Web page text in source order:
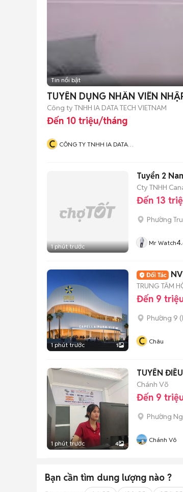
Tin nổi bật
TUYỂN DỤNG NHÂN VIÊN
Công ty TNHH IA DATA TECH VIETNAM
Đến 10 triệu/tháng
C CÔNG TY TNHH IA DATA
1 phút trước
Tuyển 2
Cty TNHH
Đến 13
Phường
Mr Watch
1 phút trước 1
TRUNG TÂM
Đến 9
Phường 9 (
C Châu
1 phút trước 4
TUYỂN
Chánh Võ
Đến 9
Phường
Chánh Võ
Bạn cần tìm dung lượng nào ?